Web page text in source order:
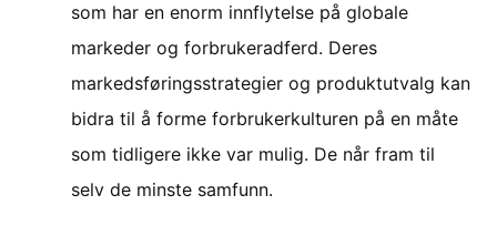
som har en enorm innflytelse på globale
markeder og forbrukeradferd. Deres
markedsføringsstrategier og produktutvalg kan
bidra til å forme forbrukerkulturen på en måte
som tidligere ikke var mulig. De når fram til
selv de minste samfunn.